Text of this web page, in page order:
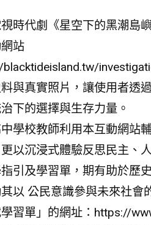
時代劇《星空下的黑潮島
站
blacktideisland.tw/
與真實照片，讓使用者透
下的選擇與生存力量。
學校教師利用本互動網站
以沉浸式體驗反思民主、
引及學習單，期有助於歷
以 公民意識參與未來社
習單」的網址：https://